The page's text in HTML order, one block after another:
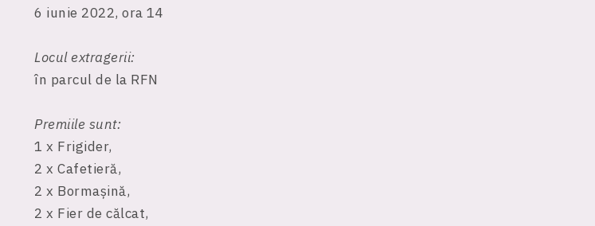
6 iunie 2022, ora 14
Locul extragerii:
în parcul de la RFN
Premiile sunt:
1 x Frigider,
2 x Cafetieră,
2 x Bormașină,
2 x Fier de călcat,